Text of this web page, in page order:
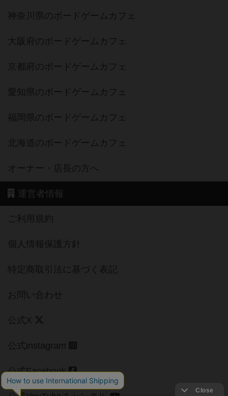
神奈川県のボードゲームカフェ
大阪府のボードゲームカフェ
京都府のボードゲームカフェ
愛知県のボードゲームカフェ
福岡県のボードゲームカフェ
北海道のボードゲームカフェ
オーナー・店長の方へ
運営者情報
ご利用規約
個人情報保護方針
特定商取引法に基づく表記
お問い合わせ
公式X
公式instagram
公式Facebook